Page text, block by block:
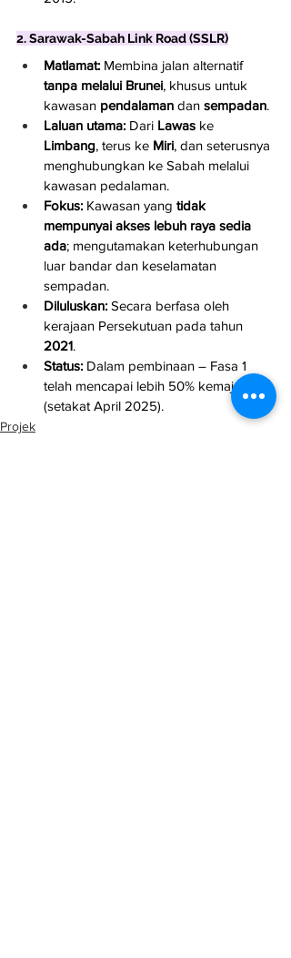
2. Sarawak-Sabah Link Road (SSLR)
Matlamat: Membina jalan alternatif
tanpa melalui Brunei, khusus untuk
kawasan pendalaman dan sempadan.
Laluan utama: Dari Lawas ke
Limbang, terus ke Miri, dan seterusnya
menghubungkan ke Sabah melalui
kawasan pedalaman.
Fokus: Kawasan yang tidak
mempunyai akses lebuh raya sedia
ada; mengutamakan keterhubungan
luar bandar dan keselamatan
sempadan.
Diluluskan: Secara berfasa oleh
kerajaan Persekutuan pada tahun
2021.
Status: Dalam pembinaan – Fasa 1
telah mencapai lebih 50% kemajuan
(setakat April 2025).
Projek